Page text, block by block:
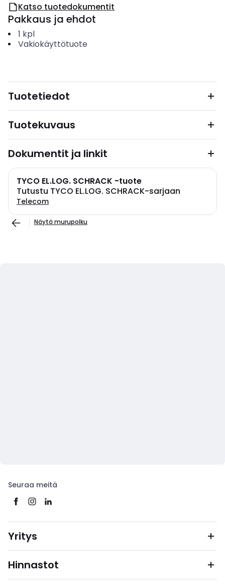
Katso tuotedokumentit
Pakkaus ja ehdot
1 kpl
Vakiokäyttötuote
Tuotetiedot
Tuotekuvaus
Dokumentit ja linkit
TYCO EL.LOG. SCHRACK -tuote
Tutustu TYCO EL.LOG. SCHRACK-sarjaan
Telecom
Näytä murupolku
Seuraa meitä
Yritys
Hinnastot